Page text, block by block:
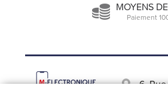
MOYENS
Paiement